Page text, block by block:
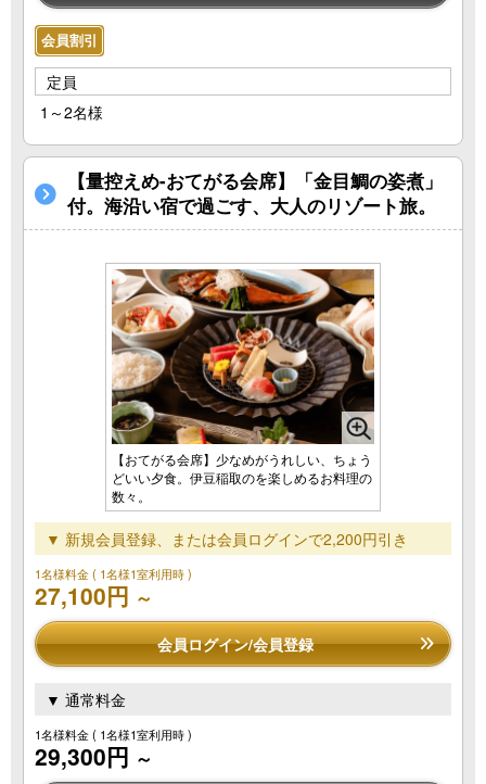
会員割引
定員
1～2名様
【量控えめ-おてがる会席】「金目鯛の姿煮」
付。海沿い宿で過ごす、大人のリゾート旅。
【おてがる会席】少なめがうれしい、ちょう
どいい夕食。伊豆稲取のを楽しめるお料理の
数々。
▼ 新規会員登録、または会員ログインで2,200円引き
1名様料金( 1名様1室利用時 )
27,100円 ～
会員ログイン/会員登録
▼ 通常料金
1名様料金( 1名様1室利用時 )
29,300円 ～